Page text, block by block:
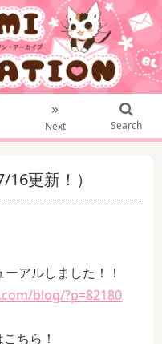
»
Next Search
更新！）
アルしました！！
blog/?p=82180
ちら！